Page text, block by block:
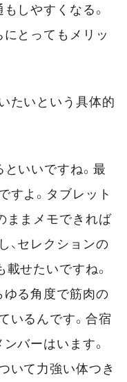
しやすくなる。
とってもメリッ
たいという具体的
いいですね。最
すよ。タブレット
ままメモできれば
、セレクションの
せたいですね。
ゆる角度で筋肉の
いるんです。合宿
バーはいます。
いて力強い体つき